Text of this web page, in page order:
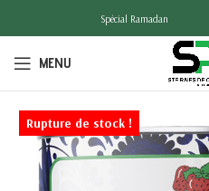
Spécial Ramadan
MENU
Rupture de stock !